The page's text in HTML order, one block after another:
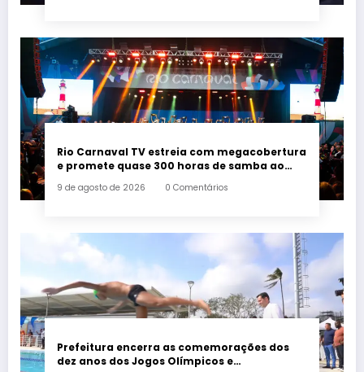
Rio Carnaval TV estreia com megacobertura
e promete quase 300 horas de samba ao
9 de agosto de 2026 0 Comentários
Prefeitura encerra as comemorações dos
dez anos dos Jogos Olímpicos e